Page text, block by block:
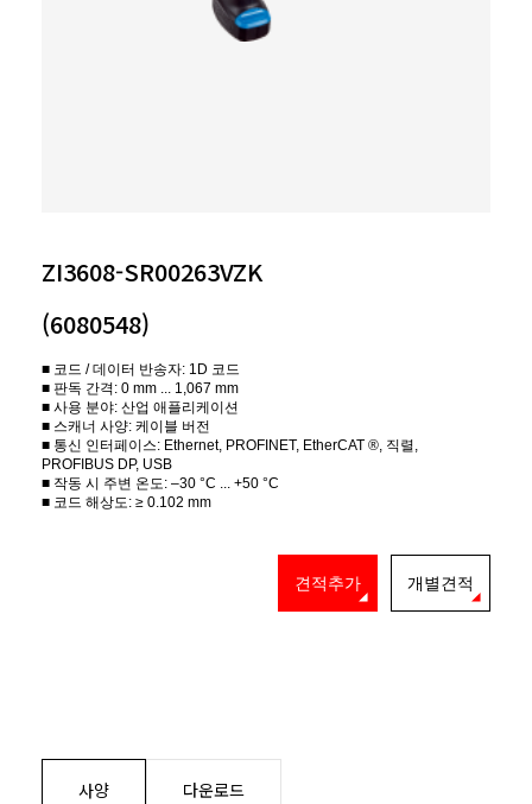
ZI3608-SR00263VZK
(6080548)
■ 코드 / 데이터 반송자: 1D 코드
■ 판독 간격: 0 mm ... 1,067 mm
■ 사용 분야: 산업 애플리케이션
■ 스캐너 사양: 케이블 버전
■ 통신 인터페이스: Ethernet, PROFINET, EtherCAT ®, 직렬,
PROFIBUS DP, USB
■ 작동 시 주변 온도: –30 °C ... +50 °C
■ 코드 해상도: ≥ 0.102 mm
견적추가 개별견적
사양 다운로드